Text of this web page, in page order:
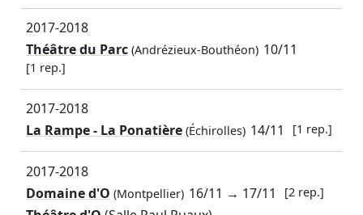
2017-2018
Théâtre du Parc(Andrézieux-Bouthéon) 10/11
[1 rep.]
2017-2018
La Rampe - La Ponatière(Échirolles) 14/11 [1 rep.]
2017-2018
Domaine d'O (Montpellier) 16/11 → 17/11 [2 rep.]